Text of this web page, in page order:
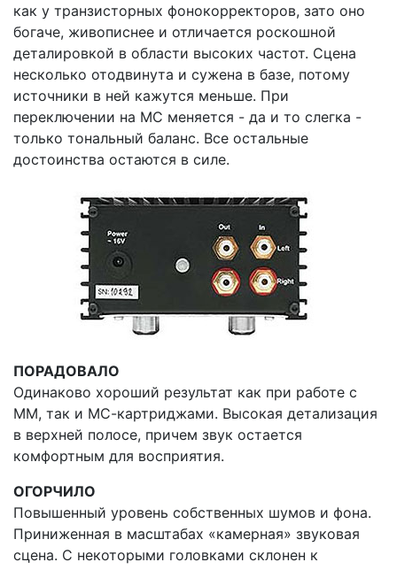
как у транзисторных фонокорректоров, зато оно
богаче, живописнее и отличается роскошной
деталировкой в области высоких частот. Сцена
несколько отодвинута и сужена в базе, потому
источники в ней кажутся меньше. При
переключении на MC меняется - да и то слегка -
только тональный баланс. Все остальные
достоинства остаются в силе.
ПОРАДОВАЛО
Одинаково хороший результат как при работе с
ММ, так и МС-картриджами. Высокая детализация
в верхней полосе, причем звук остается
комфортным для восприятия.
ОГОРЧИЛО
Повышенный уровень собственных шумов и фона.
Приниженная в масштабах «камерная» звуковая
сцена. С некоторыми головками склонен к